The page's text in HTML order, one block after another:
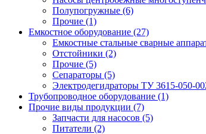
Полупогружные (6)
Прочие (1)
Емкостное оборудование (27)
Емкостные стальные сварные
Отстойники (2)
Прочие (5)
Сепараторы (5)
Электродегидраторы ТУ 3615-050-
Трубопроводное оборудование (1)
Прочие виды продукции (7)
Запчасти для насосов (5)
Питатели (2)